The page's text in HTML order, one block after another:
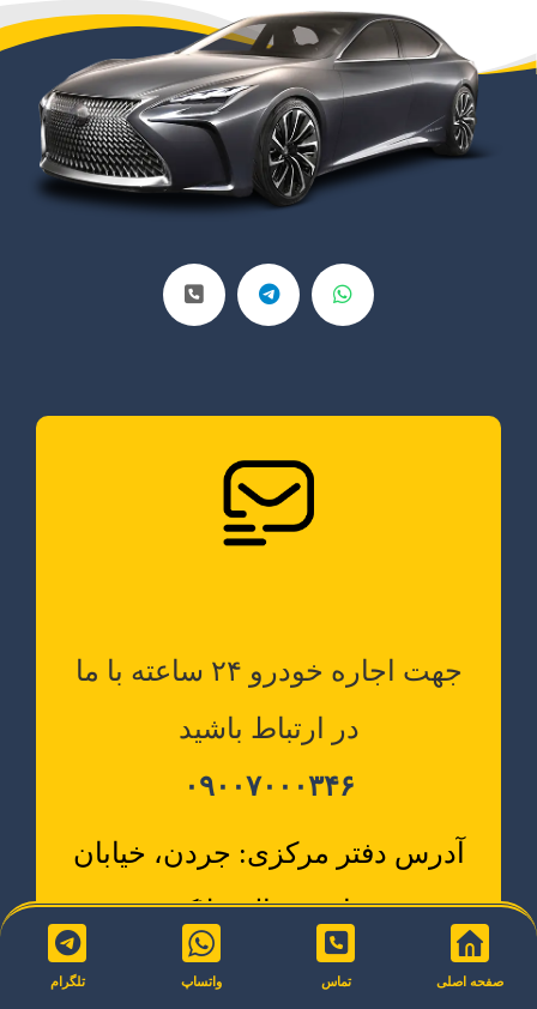
جهت اجاره خودرو ۲۴ ساعته با ما
در ارتباط باشید
۰۹۰۰۷۰۰۰۳۴۶
آدرس دفتر مرکزی: جردن، خیابان
دیدار، شمالی پلاک ۵
آدرس شرکت: تهرانپارس، ابتدایصفحه اصلی تماس واتساپ تلگرام